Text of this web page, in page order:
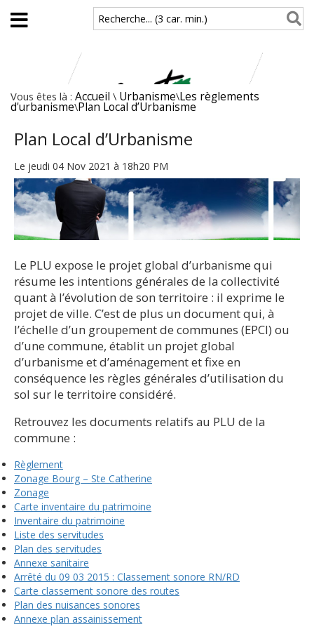
Aller au contenu principal
Recherche... (3 car. min.)
Vous êtes là : Accueil \ Urbanisme\Les règlements
d'urbanisme\Plan Local d’Urbanisme
Plan Local d’Urbanisme
Le jeudi 04 Nov 2021 à 18h20 PM
Le PLU expose le projet global d’urbanisme qui
résume les intentions générales de la collectivité
quant à l’évolution de son territoire : il exprime le
projet de ville. C’est de plus un document qui, à
l’échelle d’un groupement de communes (EPCI) ou
d’une commune, établit un projet global
d’urbanisme et d’aménagement et fixe en
conséquence les règles générales d’utilisation du
sol sur le territoire considéré.
Retrouvez les documents relatifs au PLU de la
commune :
Règlement
Zonage Bourg – Ste Catherine
Zonage
Carte inventaire du patrimoine
Inventaire du patrimoine
Liste des servitudes
Plan des servitudes
Annexe sanitaire
Arrêté du 09 03 2015 : Classement sonore RN/RD
Carte classement sonore des routes
Plan des nuisances sonores
Annexe plan assainissement